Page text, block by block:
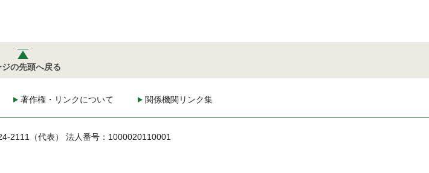
の先頭へ戻る
著作権・リンクについて 関係機関リンク集
2111（代表） 法人番号：1000020110001